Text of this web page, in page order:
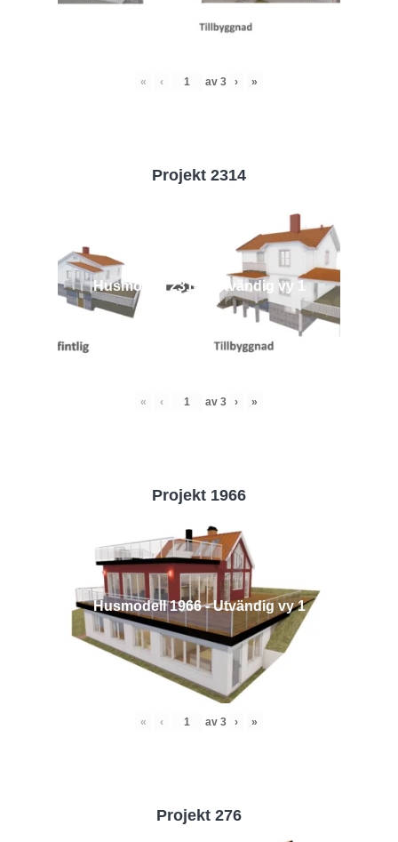
« ‹ av 3 › »
Projekt 2314
Husmodell 2314 - Utvändig vy 1
« ‹ av 3 › »
Projekt 1966
Husmodell 1966 - Utvändig vy 1
« ‹ av 3 › »
Projekt 276